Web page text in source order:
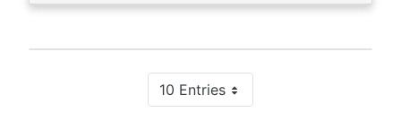
10 EntriesPer Page